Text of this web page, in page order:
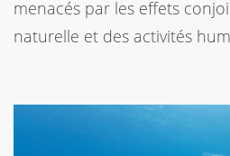
menacés par les effets
naturelle et des activités